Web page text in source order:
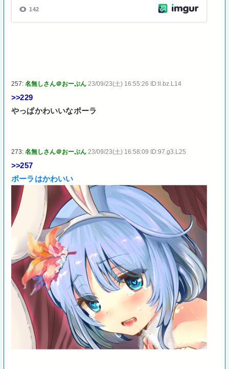
257:名無しさん＠おーぷん 23/09/23(土) 16:55:26 ID:ll.bz.L14
>>229
やっぱかわいいなポーラ
273:名無しさん＠おーぷん 23/09/23(土) 16:58:09 ID:97.g3.L25
>>257
ポーラはかわいい